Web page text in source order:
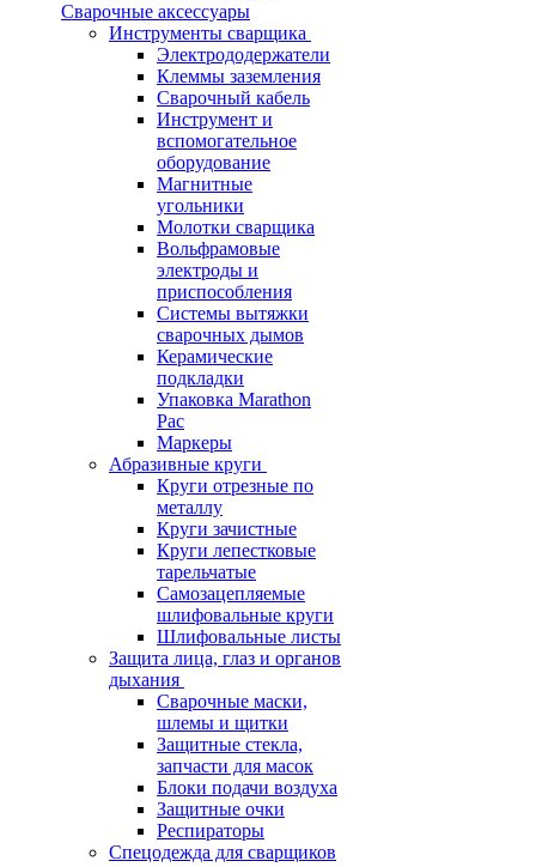
Сварочные аксессуары
Инструменты сварщика
Электрододержатели
Клеммы заземления
Сварочный кабель
Инструмент и
вспомогательное
оборудование
Магнитные
угольники
Молотки сварщика
Вольфрамовые
электроды и
приспособления
Системы вытяжки
сварочных дымов
Керамические
подкладки
Упаковка Marathon
Pac
Маркеры
Абразивные круги
Круги отрезные по
металлу
Круги зачистные
Круги лепестковые
тарельчатые
Самозацепляемые
шлифовальные круги
Шлифовальные листы
Защита лица, глаз и органов
дыхания
Сварочные маски,
шлемы и щитки
Защитные стекла,
запчасти для масок
Блоки подачи воздуха
Защитные очки
Респираторы
Спецодежда для сварщиков